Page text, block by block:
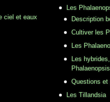
ciel et eaux
Les
Description
Cultiver les
Les
Les
Phalaenopsis
Questions et
Les Tillandsia